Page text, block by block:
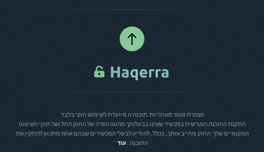
הצהרת פטור מאחריות: תוכנה זו מיועדת לשימוש חוקי בלבד
התקנת התוכנה המורשית במכשיר שאינו בבעלותך מהווה הפרה של החוק החל ושל חוקי השיפוט
המקומיים שלך. החוק מחייב אותך, ככלל, להודיע לבעלי המכשירים שבהם אתה מתכוון להתקין את
התוכנה... עוד